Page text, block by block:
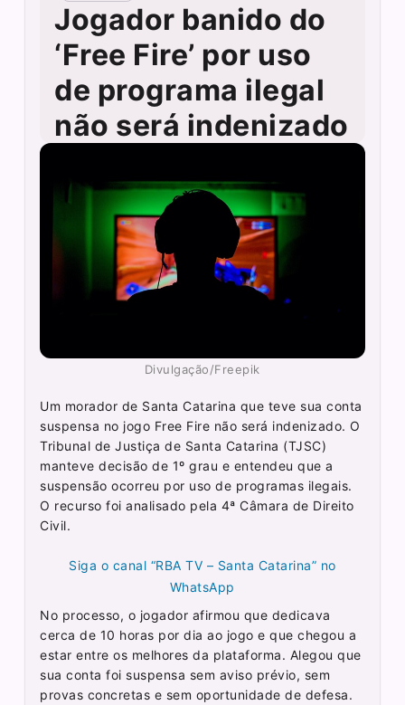
Jogador banido do
‘Free Fire’ por uso
de programa ilegal
não será indenizado
Divulgação/Freepik
Um morador de Santa Catarina que teve sua conta
suspensa no jogo Free Fire não será indenizado. O
Tribunal de Justiça de Santa Catarina (TJSC)
manteve decisão de 1º grau e entendeu que a
suspensão ocorreu por uso de programas ilegais.
O recurso foi analisado pela 4ª Câmara de Direito
Civil.
Siga o canal “RBA TV – Santa Catarina” no
WhatsApp
No processo, o jogador afirmou que dedicava
cerca de 10 horas por dia ao jogo e que chegou a
estar entre os melhores da plataforma. Alegou que
sua conta foi suspensa sem aviso prévio, sem
provas concretas e sem oportunidade de defesa.